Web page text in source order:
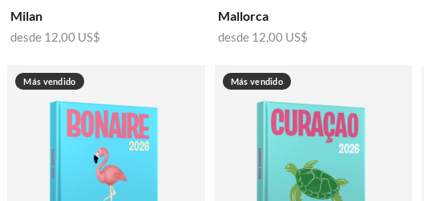
Milan
desde 12,00 US$
Mallorca
desde 12,00 US$
Más vendido Más vendido